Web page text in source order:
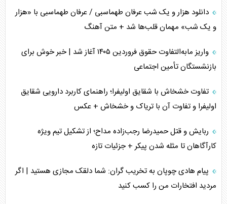
انصارالله و تثبیت معادله «محاصره برابر محاصره»
مصالحه نافرجام سعودی – اماراتی
محدودیت صادرات نفت عربستان
چگونه مقاومت صحنه جنگ را تغییر می‌دهد؟
جنگ رمضان و معضل حضور نظامیان آمریکایی
تحلیل جامع پدیده تراستی‌ها
دانلود هزار و یک شب عرفان طهماسبی / عرفان طهماسبی با «هزار
و یک شب» مهمان قلب‌ها شد + متن آهنگ
واریز مابه‌التفاوت حقوق فروردین ۱۴۰۵ آغاز شد | خبر خوش برای
بازنشستگان تأمین اجتماعی
تفاوت خشخاش با شقایق اولیفرا؛ راهنمای کاربرد دارویی شقایق
اولیفرا و تفاوت آن با تریاک و خشخاش + عکس
ربایش و قتل حمیدرضا رجب‌زاده مداح؛ از تشکیل تیم ویژه
کارآگاهان تا مثله شدن پیکر + جزئیات تازه
پیام هادی چوپان به تخریب گران: شما دلقک مجازی هستید | اگر
مردید افتخارات من را کسب کنید